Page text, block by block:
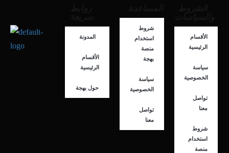
المدونة
الأقسام
الرئيسية
حول بهجة
شروط
استخدام
منصة
بهجة
سياسة
الخصوصية
تواصل
معنا
الأقسام
الرئيسية
سياسة
الخصوصية
تواصل
معنا
شروط
استخدام
منصة